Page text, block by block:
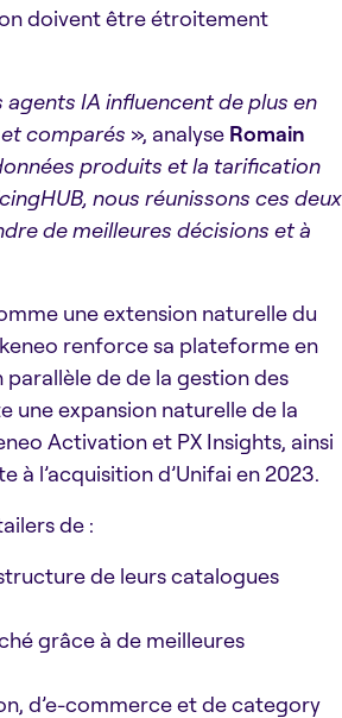
doivent être étroitement
IA influencent de plus en
comparés », analyse Romain
produits et la tarification
nous réunissons ces deux
de meilleures décisions et à
une extension naturelle du
renforce sa plateforme en
de de la gestion des
une expansion naturelle de la
Activation et PX Insights, ainsi
à l’acquisition d’Unifai en 2023.
de :
de leurs catalogues
grâce à de meilleures
d’e-commerce et de category